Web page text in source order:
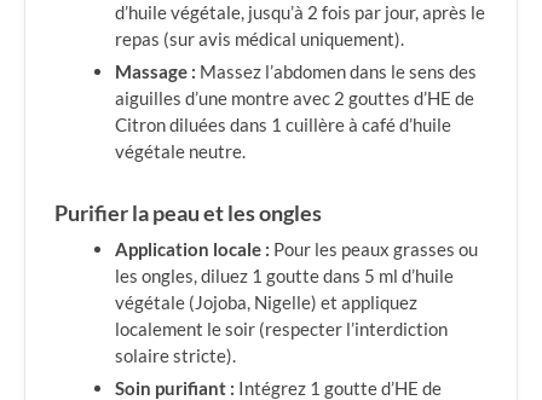
d’huile végétale, jusqu’à 2 fois par jour, après le
repas (sur avis médical uniquement).
Massage : Massez l’abdomen dans le sens des
aiguilles d’une montre avec 2 gouttes d’HE de
Citron diluées dans 1 cuillère à café d’huile
végétale neutre.
Purifier la peau et les ongles
Application locale : Pour les peaux grasses ou
les ongles, diluez 1 goutte dans 5 ml d’huile
végétale (Jojoba, Nigelle) et appliquez
localement le soir (respecter l’interdiction
solaire stricte).
Soin purifiant : Intégrez 1 goutte d’HE de